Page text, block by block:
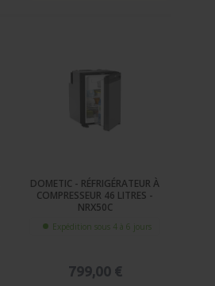
DOMETIC - RÉFRIGÉRATEUR À
COMPRESSEUR 46 LITRES -
NRX50C
Expédition sous 4 à 6 jours
799,00 €